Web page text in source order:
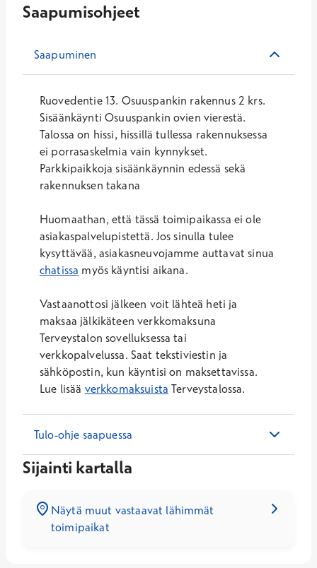
Saapumisohjeet
Saapuminen
Ruovedentie 13. Osuuspankin rakennus 2 krs.
Sisäänkäynti Osuuspankin ovien vierestä.
Talossa on hissi, hissillä tullessa rakennuksessa
ei porrasaskelmia vain kynnykset.
Parkkipaikkoja sisäänkäynnin edessä sekä
rakennuksen takana
Huomaathan, että tässä toimipaikassa ei ole
asiakaspalvelupistettä. Jos sinulla tulee
kysyttävää, asiakasneuvojamme auttavat sinua
chatissa myös käyntisi aikana.
Vastaanottosi jälkeen voit lähteä heti ja
maksaa jälkikäteen verkkomaksuna
Terveystalon sovelluksessa tai
verkkopalvelussa. Saat tekstiviestin ja
sähköpostin, kun käyntisi on maksettavissa.
Lue lisää verkkomaksuista Terveystalossa.
Tulo-ohje saapuessa
Sijainti kartalla
Näytä muut vastaavat lähimmät
toimipaikat